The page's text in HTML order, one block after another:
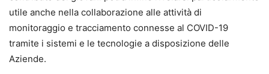
utile anche nella collaborazione alle attività di
monitoraggio e tracciamento connesse al COVID-19
tramite i sistemi e le tecnologie a disposizione delle
Aziende.